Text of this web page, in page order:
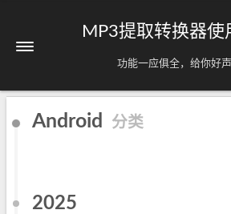
MP3提取转换器使
功能一应俱全，给你好
Android 分类
2025